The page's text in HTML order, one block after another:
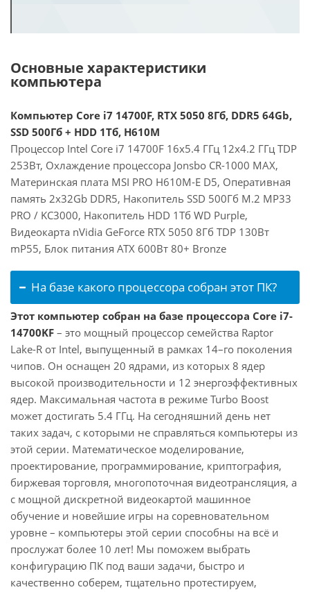
Основные характеристики
компьютера
Компьютер Core i7 14700F, RTX 5050 8Гб, DDR5 64Gb,
SSD 500Гб + HDD 1Тб, H610M
Процессор Intel Core i7 14700F 16x5.4 ГГц 12x4.2 ГГц TDP
253Вт, Охлаждение процессора Jonsbo CR-1000 MAX,
Материнская плата MSI PRO H610M-E D5, Оперативная
память 2x32Gb DDR5, Накопитель SSD 500Гб M.2 MP33
PRO / KC3000, Накопитель HDD 1Тб WD Purple,
Видеокарта nVidia GeForce RTX 5050 8Гб TDP 130Вт
mP55, Блок питания ATX 600Вт 80+ Bronze
На базе какого процессора собран этот ПК?
Этот компьютер собран на базе процессора Core i7-
14700KF – это мощный процессор семейства Raptor
Lake-R от Intel, выпущенный в рамках 14–го поколения
чипов. Он оснащен 20 ядрами, из которых 8 ядер
высокой производительности и 12 энергоэффективных
ядер. Максимальная частота в режиме Turbo Boost
может достигать 5.4 ГГц. На сегодняшний день нет
таких задач, с которыми не справляться компьютеры из
этой серии. Математическое моделирование,
проектирование, программирование, криптография,
биржевая торговля, многопоточная видеотрансляция, а
с мощной дискретной видеокартой машинное
обучение и новейшие игры на соревновательном
уровне – компьютеры этой серии способны на всё и
прослужат более 10 лет! Мы поможем выбрать
конфигурацию ПК под ваши задачи, быстро и
качественно соберем, тщательно протестируем,